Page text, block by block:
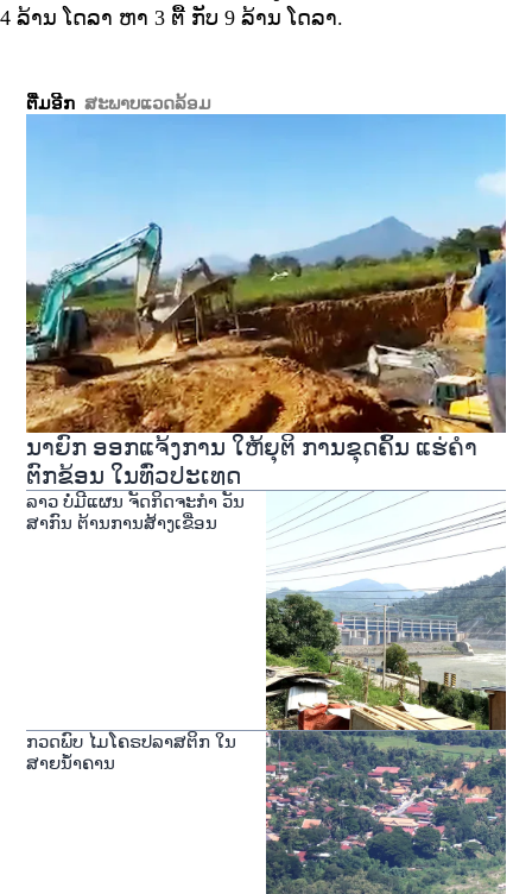
4 ລ້ານ ໂດລາ ຫາ 3 ຕື້ ກັບ 9 ລ້ານ ໂດລາ.
ຕື່ມອີກ ສະພາບແວດລ້ອມ
ນາຍົກ ອອກແຈ້ງການ ໃຫ້ຍຸຕິ ການຂຸດຄົ້ນ ແຮ່ຄໍາ
ຕົກຂ້ອນ ໃນທົ່ວປະເທດ
ລາວ ບໍ່ມີແຜນ ຈັດກິດຈະກຳ ວັນ
ສາກົນ ຕ້ານການສ້າງເຂື່ອນ
ກວດພົບ ໄມໂຄຣປລາສຕິກ ໃນ
ສາຍນ້ຳຄານ